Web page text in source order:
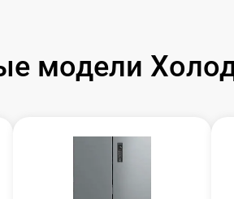
модели